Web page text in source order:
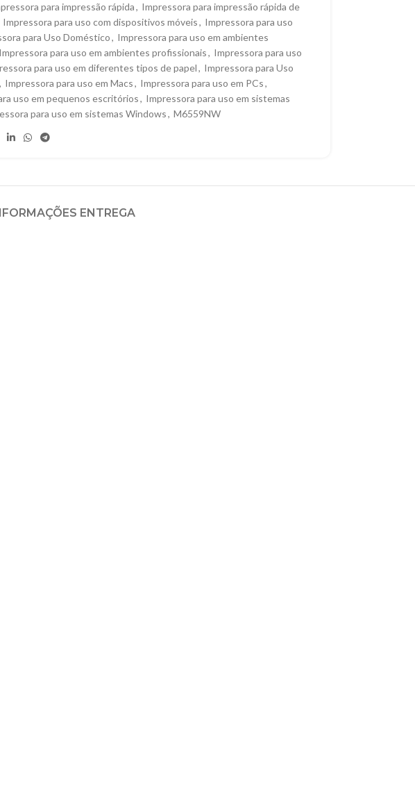
para impressão rápida, Impressora para impressão rápida de
Impressora para uso com dispositivos móveis, Impressora para uso
para Uso Doméstico, Impressora para uso em ambientes
Impressora para uso em ambientes profissionais, Impressora para uso
para uso em diferentes tipos de papel, Impressora para Uso
, Impressora para uso em Macs, Impressora para uso em PCs,
uso em pequenos escritórios, Impressora para uso em sistemas
para uso em sistemas Windows, M6559NW
ENTREGA